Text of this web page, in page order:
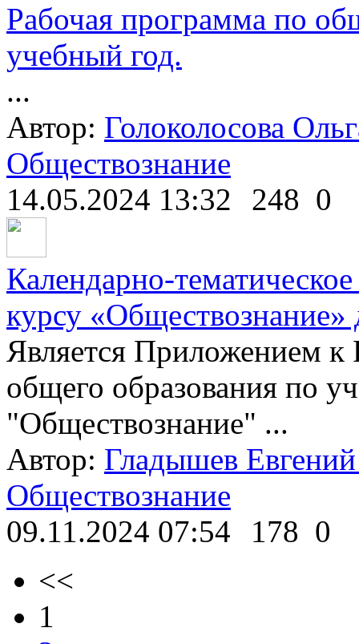
Рабочая программа по
учебный год.
...
Автор: Голоколосова
Обществознание
14.05.2024 13:32
248 0
Календарно-
курсу «Обществознание»
Является Приложением к
общего образования по
"Обществознание" ...
Автор: Гладышев
Обществознание
09.11.2024 07:54
178 0
<<
1